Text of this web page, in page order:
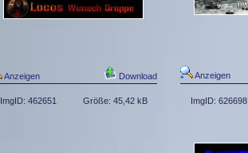
Anzeigen Download Anzeigen
ImgID: 462651 Größe: 45,42 kB ImgID: 626698